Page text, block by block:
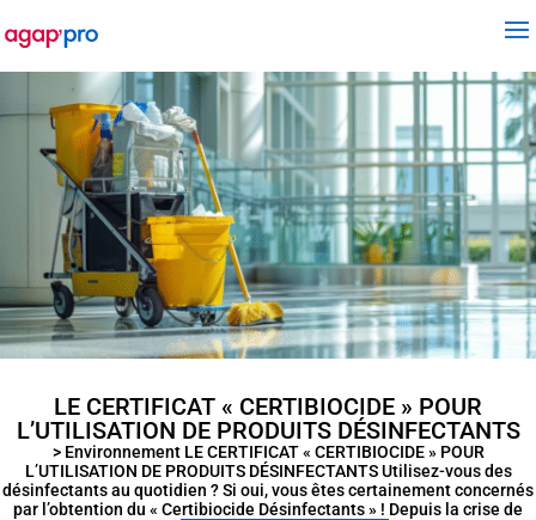
LE CERTIFICAT « CERTIBIOCIDE » POUR
L’UTILISATION DE PRODUITS DÉSINFECTANTS
> Environnement LE CERTIFICAT « CERTIBIOCIDE » POUR
L’UTILISATION DE PRODUITS DÉSINFECTANTS Utilisez-vous des
désinfectants au quotidien ? Si oui, vous êtes certainement concernés
par l’obtention du « Certibiocide Désinfectants » ! Depuis la crise de